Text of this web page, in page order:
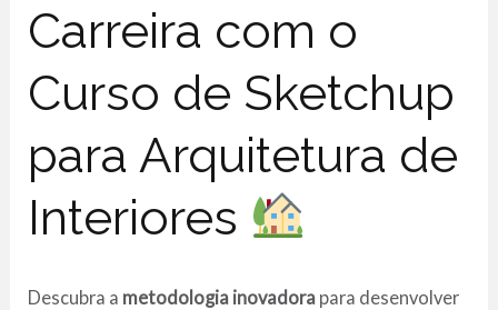
Carreira com o
Curso de Sketchup
para Arquitetura de
Interiores
Descubra a metodologia inovadora para desenvolver